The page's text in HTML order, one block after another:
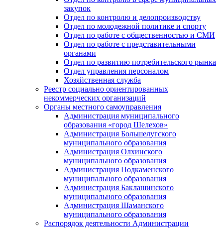
закупок
Отдел по контролю и делопроизводству
Отдел по молодежной политике и спорту
Отдел по работе с общественностью и СМИ
Отдел по работе с представительными
органами
Отдел по развитию потребительского рынка
Отдел управления персоналом
Хозяйственная служба
Реестр социально ориентированных
некоммерческих организаций
Органы местного самоуправления
Администрация муниципального
образования «город Шелехов»
Администрация Большелугского
муниципального образования
Администрация Олхинского
муниципального образования
Администрация Подкаменского
муниципального образования
Администрация Баклашинского
муниципального образования
Администрация Шаманского
муниципального образования
Распорядок деятельности Администрации